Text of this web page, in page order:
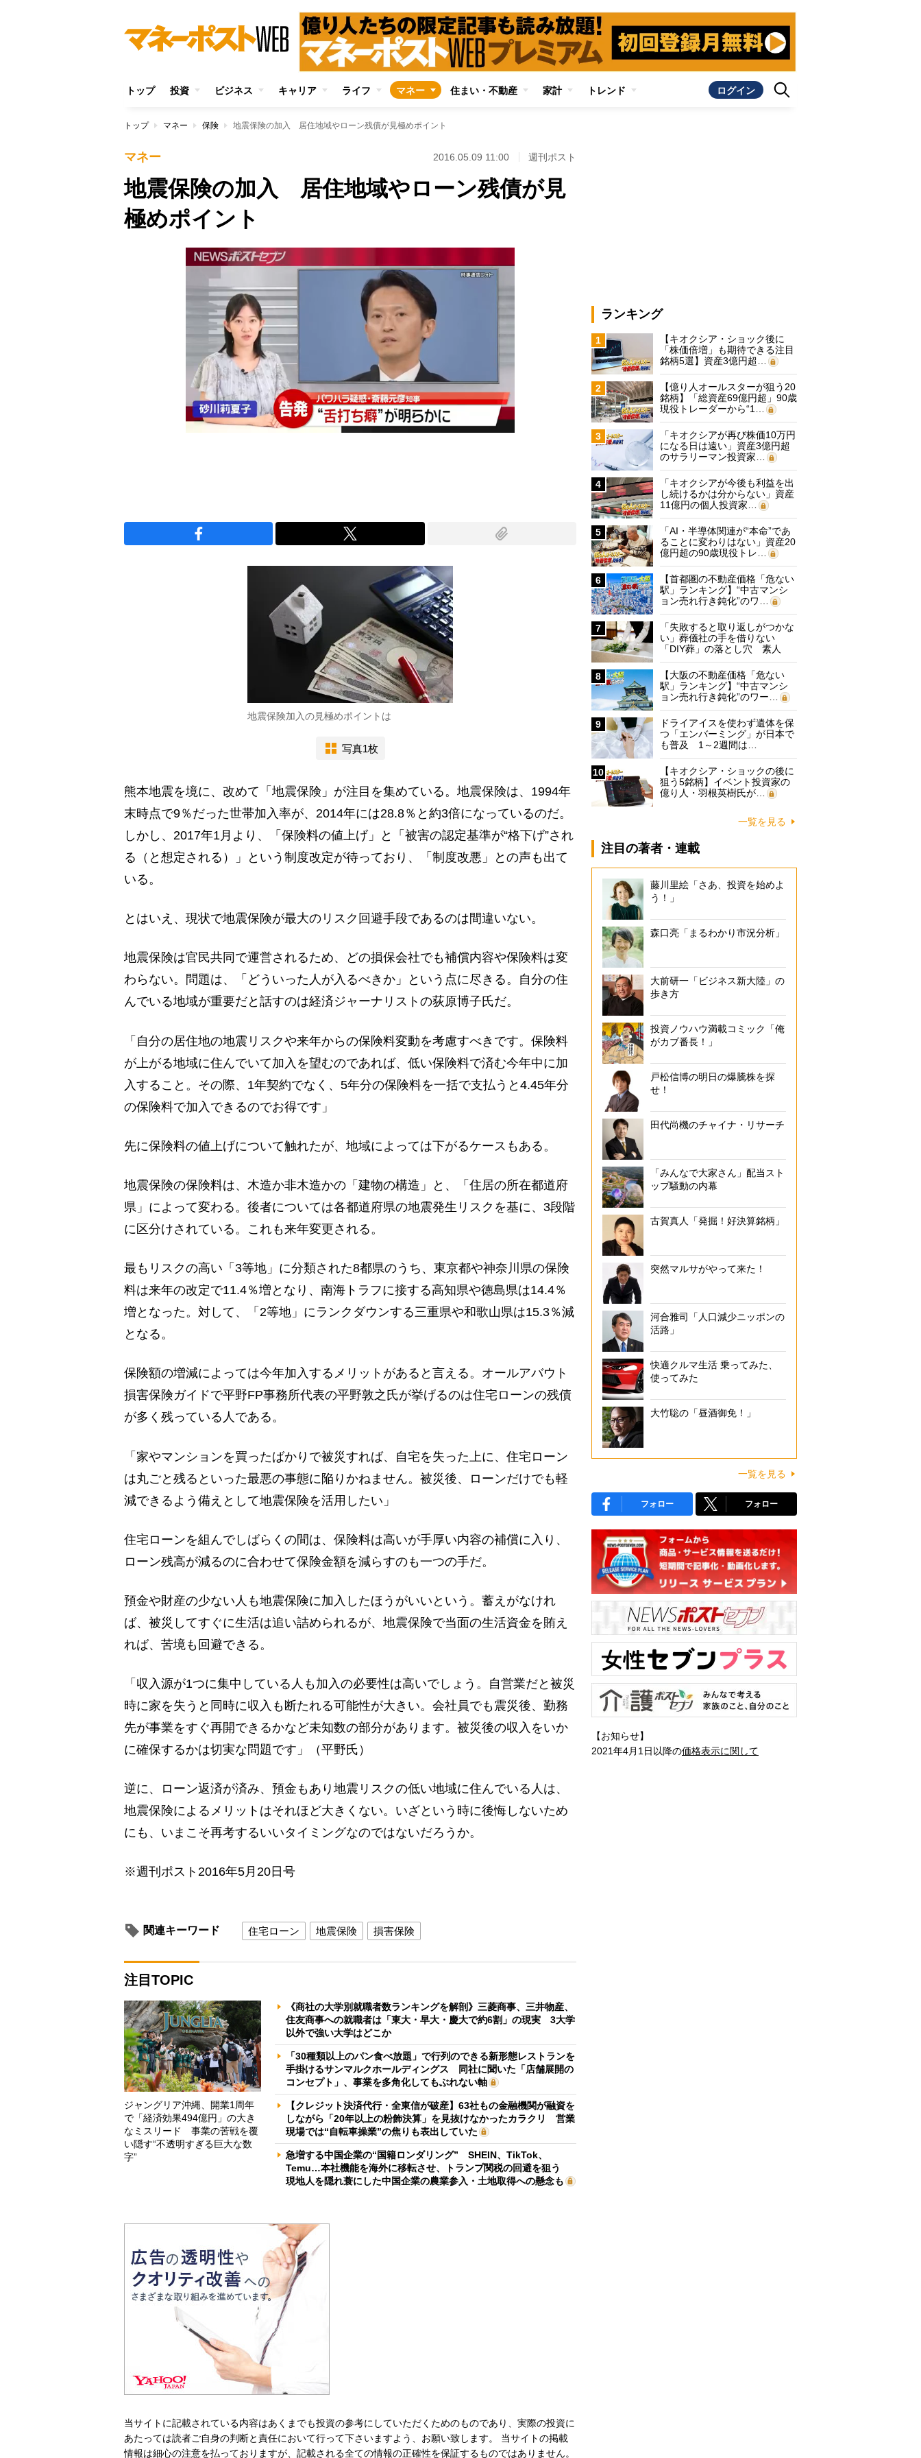
トップ 投資 ビジネス キャリア ライフ マネー 住まい・不動産 家計 トレンド ログイン
トップ マネー 保険 地震保険の加入 居住地域やローン残債が見極めポイント
マネー 2016.05.09 11:00 週刊ポスト
地震保険の加入 居住地域やローン残債が見
極めポイント
地震保険加入の見極めポイントは
写真1枚
熊本地震を境に、改めて「地震保険」が注目を集めている。地震保険は、1994年
末時点で9％だった世帯加入率が、2014年には28.8％と約3倍になっているのだ。
しかし、2017年1月より、「保険料の値上げ」と「被害の認定基準が“格下げ”され
る（と想定される）」という制度改定が待っており、「制度改悪」との声も出て
いる。
とはいえ、現状で地震保険が最大のリスク回避手段であるのは間違いない。
地震保険は官民共同で運営されるため、どの損保会社でも補償内容や保険料は変
わらない。問題は、「どういった人が入るべきか」という点に尽きる。自分の住
んでいる地域が重要だと話すのは経済ジャーナリストの荻原博子氏だ。
「自分の居住地の地震リスクや来年からの保険料変動を考慮すべきです。保険料
が上がる地域に住んでいて加入を望むのであれば、低い保険料で済む今年中に加
入すること。その際、1年契約でなく、5年分の保険料を一括で支払うと4.45年分
の保険料で加入できるのでお得です」
先に保険料の値上げについて触れたが、地域によっては下がるケースもある。
地震保険の保険料は、木造か非木造かの「建物の構造」と、「住居の所在都道府
県」によって変わる。後者については各都道府県の地震発生リスクを基に、3段階
に区分けされている。これも来年変更される。
最もリスクの高い「3等地」に分類された8都県のうち、東京都や神奈川県の保険
料は来年の改定で11.4％増となり、南海トラフに接する高知県や徳島県は14.4％
増となった。対して、「2等地」にランクダウンする三重県や和歌山県は15.3％減
となる。
保険額の増減によっては今年加入するメリットがあると言える。オールアバウト
損害保険ガイドで平野FP事務所代表の平野敦之氏が挙げるのは住宅ローンの残債
が多く残っている人である。
「家やマンションを買ったばかりで被災すれば、自宅を失った上に、住宅ローン
は丸ごと残るといった最悪の事態に陥りかねません。被災後、ローンだけでも軽
減できるよう備えとして地震保険を活用したい」
住宅ローンを組んでしばらくの間は、保険料は高いが手厚い内容の補償に入り、
ローン残高が減るのに合わせて保険金額を減らすのも一つの手だ。
預金や財産の少ない人も地震保険に加入したほうがいいという。蓄えがなけれ
ば、被災してすぐに生活は追い詰められるが、地震保険で当面の生活資金を賄え
れば、苦境も回避できる。
「収入源が1つに集中している人も加入の必要性は高いでしょう。自営業だと被災
時に家を失うと同時に収入も断たれる可能性が大きい。会社員でも震災後、勤務
先が事業をすぐ再開できるかなど未知数の部分があります。被災後の収入をいか
に確保するかは切実な問題です」（平野氏）
逆に、ローン返済が済み、預金もあり地震リスクの低い地域に住んでいる人は、
地震保険によるメリットはそれほど大きくない。いざという時に後悔しないため
にも、いまこそ再考するいいタイミングなのではないだろうか。
※週刊ポスト2016年5月20日号
関連キーワード 住宅ローン 地震保険 損害保険
注目TOPIC
ジャングリア沖縄、開業1周年
で「経済効果494億円」の大き
なミスリード 事業の苦戦を覆
い隠す“不透明すぎる巨大な数
字”
《商社の大学別就職者数ランキングを解剖》三菱商事、三井物産、
住友商事への就職者は「東大・早大・慶大で約6割」の現実 3大学
以外で強い大学はどこか
「30種類以上のパン食べ放題」で行列のできる新形態レストランを
手掛けるサンマルクホールディングス 同社に聞いた「店舗展開の
コンセプト」、事業を多角化してもぶれない軸
【クレジット決済代行・全東信が破産】63社もの金融機関が融資を
しながら「20年以上の粉飾決算」を見抜けなかったカラクリ 営業
現場では“自転車操業”の焦りも表出していた
急増する中国企業の“国籍ロンダリング” SHEIN、TikTok、
Temu…本社機能を海外に移転させ、トランプ関税の回避を狙う
現地人を隠れ蓑にした中国企業の農業参入・土地取得への懸念も
当サイトに記載されている内容はあくまでも投資の参考にしていただくためのものであり、実際の投資に
あたっては読者ご自身の判断と責任において行って下さいますよう、お願い致します。 当サイトの掲載
情報は細心の注意を払っておりますが、記載される全ての情報の正確性を保証するものではありません。
ランキング
1
【キオクシア・ショック後に
「株価倍増」も期待できる注目
銘柄5選】資産3億円超…
2
【億り人オールスターが狙う20
銘柄】「総資産69億円超」90歳
現役トレーダーから“1…
3
「キオクシアが再び株価10万円
になる日は遠い」資産3億円超
のサラリーマン投資家…
4
「キオクシアが今後も利益を出
し続けるかは分からない」資産
11億円の個人投資家…
5
「AI・半導体関連が“本命”であ
ることに変わりはない」資産20
億円超の90歳現役トレ…
6
【首都圏の不動産価格「危ない
駅」ランキング】“中古マンシ
ョン売れ行き鈍化”のワ…
7
「失敗すると取り返しがつかな
い」葬儀社の手を借りない
「DIY葬」の落とし穴 素人
に…
8
【大阪の不動産価格「危ない
駅」ランキング】“中古マンシ
ョン売れ行き鈍化”のワー…
9
ドライアイスを使わず遺体を保
つ「エンバーミング」が日本で
も普及 1～2週間は…
10
【キオクシア・ショックの後に
狙う5銘柄】イベント投資家の
億り人・羽根英樹氏が…
一覧を見る
注目の著者・連載
藤川里絵「さあ、投資を始めよ
う！」
森口亮「まるわかり市況分析」
大前研一「ビジネス新大陸」の
歩き方
投資ノウハウ満載コミック「俺
がカブ番長！」
戸松信博の明日の爆騰株を探
せ！
田代尚機のチャイナ・リサーチ
「みんなで大家さん」配当スト
ップ騒動の内幕
古賀真人「発掘！好決算銘柄」
突然マルサがやって来た！
河合雅司「人口減少ニッポンの
活路」
快適クルマ生活 乗ってみた、
使ってみた
大竹聡の「昼酒御免！」
一覧を見る
フォロー フォロー
【お知らせ】
2021年4月1日以降の価格表示に関して